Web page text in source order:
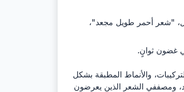
"شعر أحمر طويل مجعد"،
غضون ثوانٍ.
والأنماط المطبقة بشكل
ومصففي الشعر الذين يعرضون